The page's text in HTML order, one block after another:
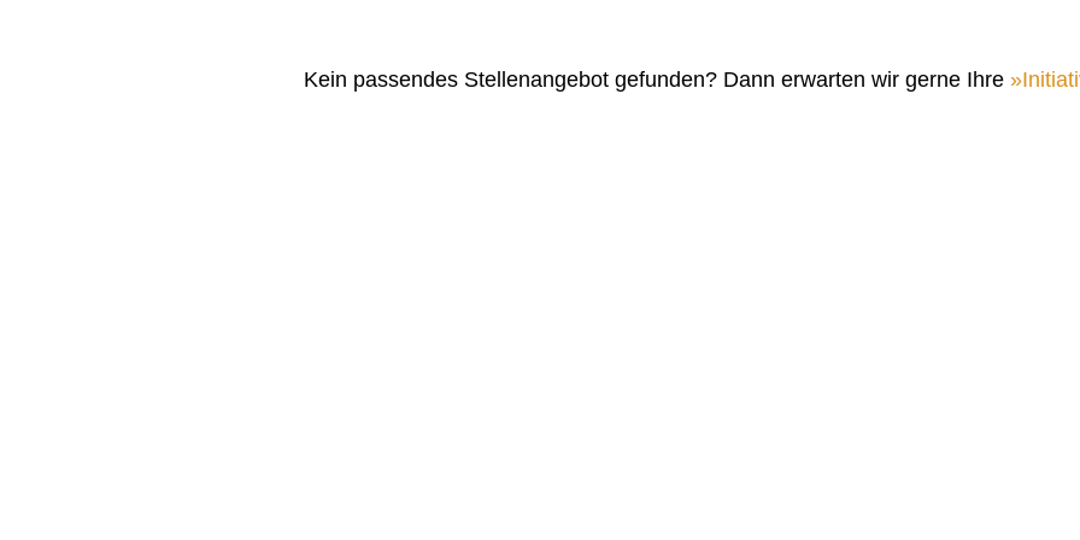
Kein passendes Stellenangebot gefunden? Dann erwarten wir gerne Ihre